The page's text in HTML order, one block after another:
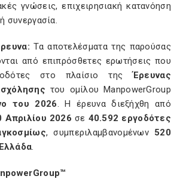
γνώσεις, επιχειρησιακή κατανόηση
συνεργασία.
Τα αποτελέσματα της παρούσας
από επιπρόσθετες ερωτήσεις που
στο πλαίσιο τηςΈρευνας
του ομίλου ManpowerGroup
του 2026. Η έρευνα διεξήχθη από
Απριλίου 2026 σε 40.592 εργοδότες
, συμπεριλαμβανομένων 520
.